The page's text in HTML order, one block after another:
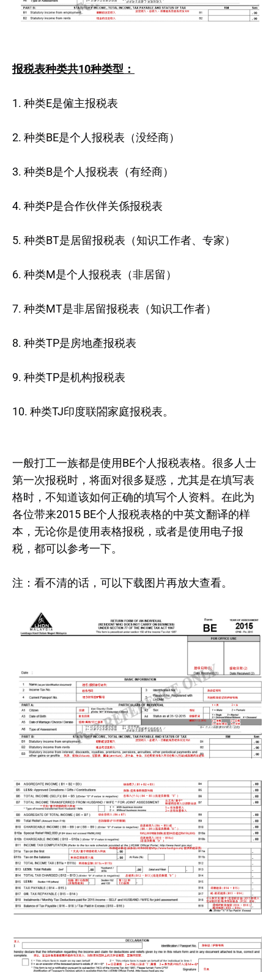
报税表种类共10种类型：
1. 种类E是僱主报税表
2. 种类BE是个人报税表（没经商）
3. 种类B是个人报税表（有经商）
4. 种类P是合作伙伴关係报税表
5. 种类BT是居留报税表（知识工作者、专家）
6. 种类M是个人报税表（非居留）
7. 种类MT是非居留报税表（知识工作者）
8. 种类TP是房地產报税表
9. 种类TP是机构报税表
10. 种类TJ印度联閤家庭报税表。
一般打工一族都是使用BE个人报税表格。很多人士
第一次报税时，将面对很多疑惑，尤其是在填写表
格时，不知道该如何正确的填写个人资料。在此为
各位带来2015 BE个人报税表格的中英文翻译的样
本，无论你是使用表格报税，或者是使用电子报
税，都可以参考一下。
注：看不清的话，可以下载图片再放大查看。